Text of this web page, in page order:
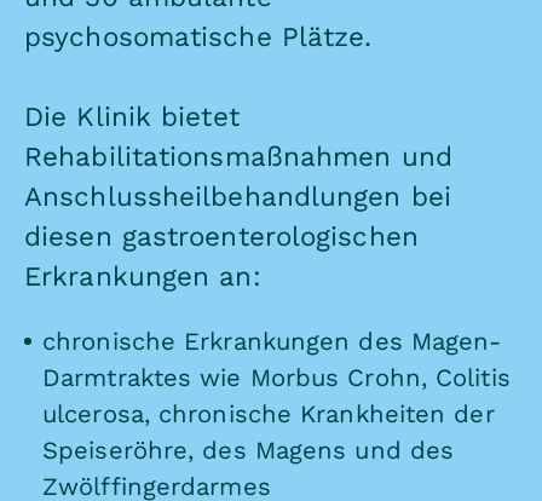
psychosomatische Plätze.
Die Klinik bietet
Rehabilitationsmaßnahmen und
Anschlussheilbehandlungen bei
diesen gastroenterologischen
Erkrankungen an:
chronische Erkrankungen des Magen-
Darmtraktes wie Morbus Crohn, Colitis
ulcerosa, chronische Krankheiten der
Speiseröhre, des Magens und des
Zwölffingerdarmes